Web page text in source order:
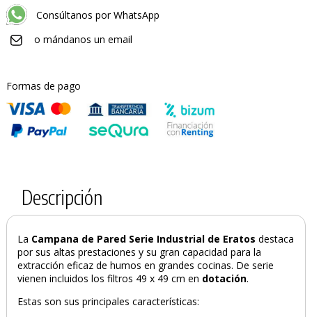
Consúltanos por WhatsApp
o mándanos un email
Formas de pago
Descripción
La Campana de Pared Serie Industrial de Eratos destaca
por sus altas prestaciones y su gran capacidad para la
extracción eficaz de humos en grandes cocinas. De serie
vienen incluidos los filtros 49 x 49 cm en dotación.
Estas son sus principales características: